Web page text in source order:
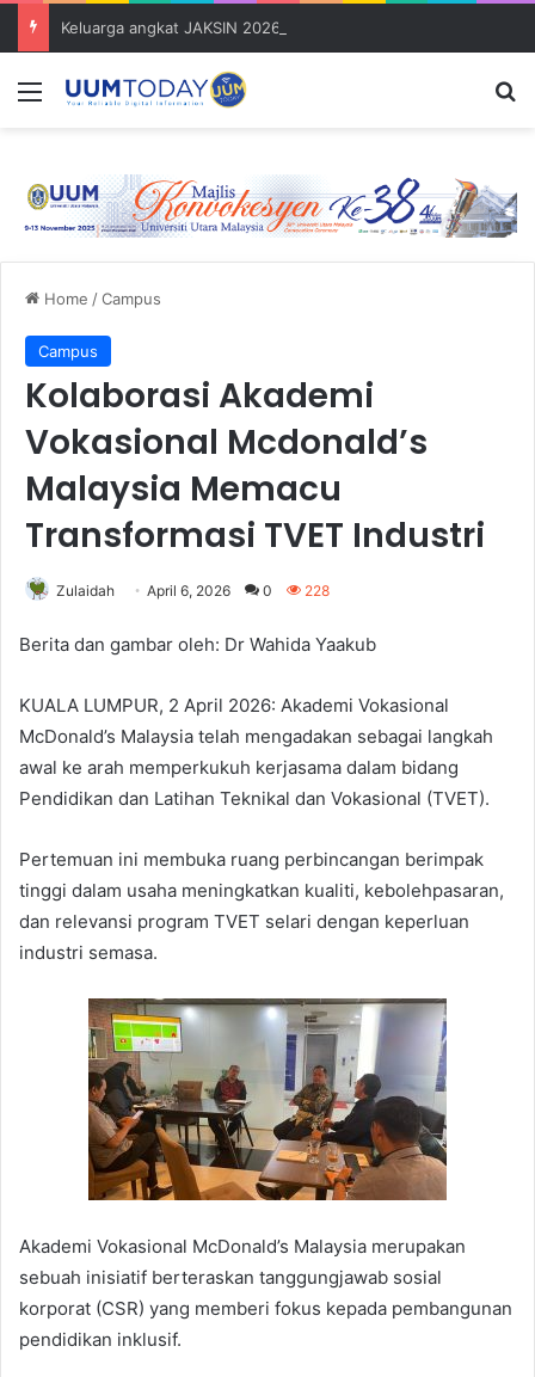
Menu
Home /Campus
Campus
Kolaborasi Akademi
Vokasional Mcdonald’s
Malaysia Memacu
Transformasi TVET Industri
Zulaidah April 6, 2026 0 228
Berita dan gambar oleh: Dr Wahida Yaakub
KUALA LUMPUR, 2 April 2026: Akademi Vokasional
McDonald’s Malaysia telah mengadakan sebagai langkah
awal ke arah memperkukuh kerjasama dalam bidang
Pendidikan dan Latihan Teknikal dan Vokasional (TVET).
Pertemuan ini membuka ruang perbincangan berimpak
tinggi dalam usaha meningkatkan kualiti, kebolehpasaran,
dan relevansi program TVET selari dengan keperluan
industri semasa.
Akademi Vokasional McDonald’s Malaysia merupakan
sebuah inisiatif berteraskan tanggungjawab sosial
korporat (CSR) yang memberi fokus kepada pembangunan
pendidikan inklusif.